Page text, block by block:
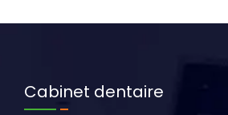
Cabinet dentaire